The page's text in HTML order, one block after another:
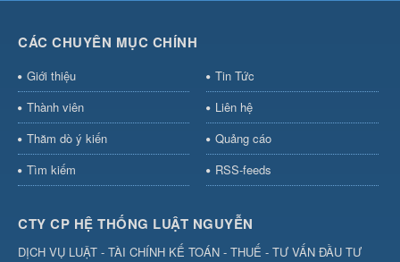
CÁC CHUYÊN MỤC CHÍNH
Giới thiệu
Tin Tức
Thành viên
Liên hệ
Thăm dò ý kiến
Quảng cáo
Tìm kiếm
RSS-feeds
CTY CP HỆ THỐNG LUẬT NGUYỄN
DỊCH VỤ LUẬT - TÀI CHÍNH KẾ TOÁN - THUẾ - TƯ VẤN ĐẦU TƯ